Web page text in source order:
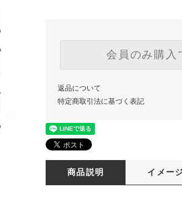
会員のみ購入
返品について
特定商取引法に基づく表記
商品説明 イメー